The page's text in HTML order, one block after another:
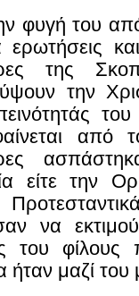
φυγή του
ερωτήσεις
της
την
από
είτε την
να
του
ήταν μαζί του